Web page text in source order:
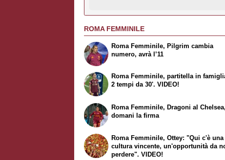
ROMA FEMMINILE
Roma Femminile, Pilgrim cambia
numero, avrà l’11
Roma Femminile, partitella in
2 tempi da 30'. VIDEO!
Roma Femminile, Dragoni al Chelsea,
domani la firma
Roma Femminile, Ottey: "Qui c'è una
cultura vincente, un'opportunità da
perdere". VIDEO!